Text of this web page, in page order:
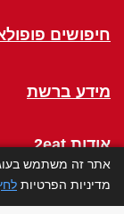
חיפושים
מידע ברשת
אודות 2eat
אתר זה משתמש
מדיניות הפרטיות